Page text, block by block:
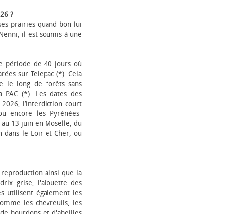
?
prairies quand bon lui
il est soumis à une
période de 40 jours où
sur Telepac (*). Cela
le long de forêts sans
(*). Les dates des
l’interdiction court
encore les Pyrénées-
13 juin en Moselle, du
dans le Loir-et-Cher, ou
ainsi que la
grise, l'alouette des
utilisent également les
les chevreuils, les